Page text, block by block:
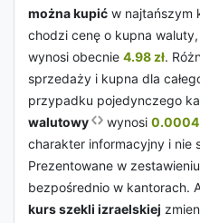
można kupić w najtańszym
chodzi cenę o kupna
wynosi obecnie 4.98 zł.
sprzedaży i kupna dla
przypadku pojedynczego
walutowy
wynosi 0.0004
charakter informacyjny i nie
Prezentowane w
bezpośrednio w kantorach.
kurs szekli izraelskiej